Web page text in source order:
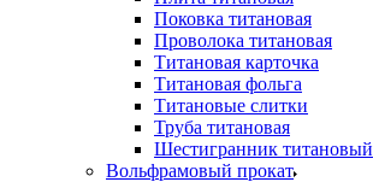
Поковка титановая
Проволока титановая
Титановая карточка
Титановая фольга
Титановые слитки
Труба титановая
Шестигранник титановый
Вольфрамовый прокат